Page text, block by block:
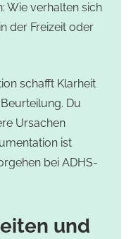
Wie verhalten sich
der Freizeit oder
schafft Klarheit
Du
Ursachen
ist
bei ADHS-
und